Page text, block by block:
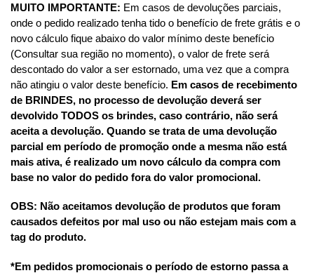
MUITO IMPORTANTE: Em casos de devoluções parciais,
onde o pedido realizado tenha tido o benefício de frete grátis e o
novo cálculo fique abaixo do valor mínimo deste benefício
(Consultar sua região no momento), o valor de frete será
descontado do valor a ser estornado, uma vez que a compra
não atingiu o valor deste benefício. Em casos de recebimento
de BRINDES, no processo de devolução deverá ser
devolvido TODOS os brindes, caso contrário, não será
aceita a devolução. Quando se trata de uma devolução
parcial em período de promoção onde a mesma não está
mais ativa, é realizado um novo cálculo da compra com
base no valor do pedido fora do valor promocional.
OBS: Não aceitamos devolução de produtos que foram
causados defeitos por mal uso ou não estejam mais com a
tag do produto.
*Em pedidos promocionais o período de estorno passa a